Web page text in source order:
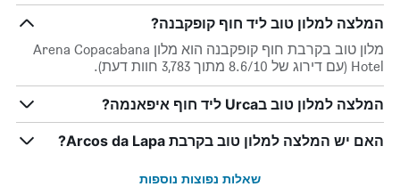
המציגים
את
ימי
השבוע.
התרשים
1
ציר
Y
המלצה למלון טוב ליד חוף קופקבנה?
מלון טוב בקרבת חוף קופקבנה הוא מלון Arena Copacabana
Hotel (עם דירוג של 8.6/10 מתוך 3,783 חוות דעת).
המלצה למלון טוב בUrca ליד חוף איפאנמה?
האם יש המלצה למלון טוב בקרבת Arcos da Lapa?
שאלות נפוצות נוספות